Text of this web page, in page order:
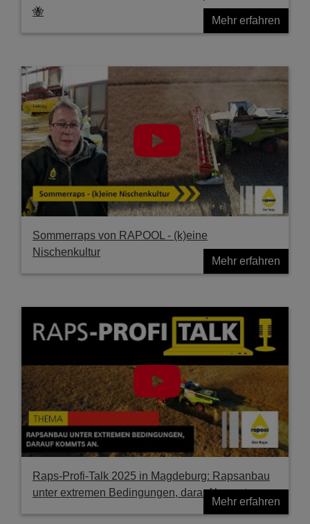
🐝
Mehr erfahren
Sommerraps von RAPOOL - (k)eine
Nischenkultur
Mehr erfahren
Raps-Profi-Talk 2025 in Magdeburg: Rapsanbau
unter extremen Bedingungen, darauf kommts an.
Mehr erfahren